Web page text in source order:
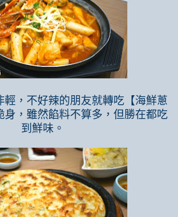
輕，不好辣的朋友就轉吃【海鮮蔥
身，雖然餡料不算多，但勝在都吃
到鮮味。